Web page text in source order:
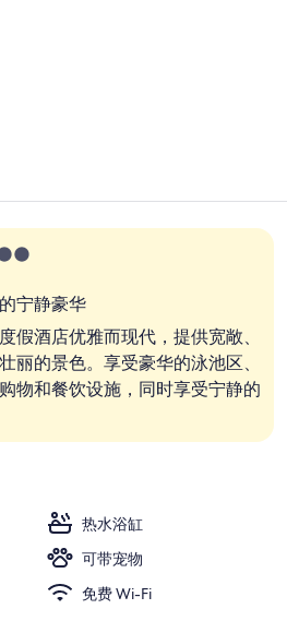
宁静豪华
假酒店优雅而现代，提供宽敞、
丽的景色。享受豪华的泳池区、
物和餐饮设施，同时享受宁静的
热水浴缸
可带宠物
免费 Wi-Fi